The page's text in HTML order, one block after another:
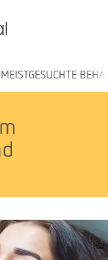
MEISTGESUCHTE